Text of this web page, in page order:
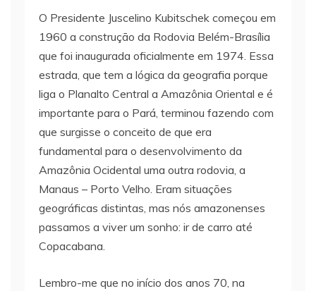
O Presidente Juscelino Kubitschek começou em
1960 a construção da Rodovia Belém-Brasília
que foi inaugurada oficialmente em 1974. Essa
estrada, que tem a lógica da geografia porque
liga o Planalto Central a Amazônia Oriental e é
importante para o Pará, terminou fazendo com
que surgisse o conceito de que era
fundamental para o desenvolvimento da
Amazônia Ocidental uma outra rodovia, a
Manaus – Porto Velho. Eram situações
geográficas distintas, mas nós amazonenses
passamos a viver um sonho: ir de carro até
Copacabana.
Lembro-me que no início dos anos 70, na